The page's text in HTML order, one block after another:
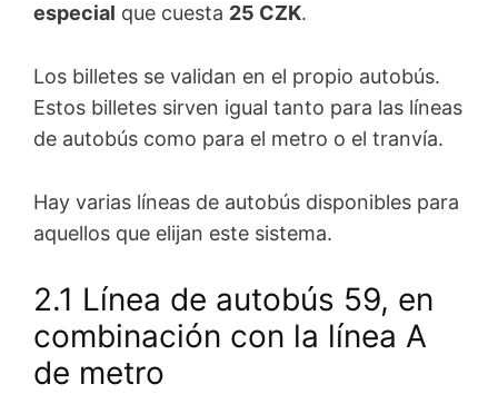
especial que cuesta 25 CZK.
Los billetes se validan en el propio autobús.
Estos billetes sirven igual tanto para las líneas
de autobús como para el metro o el tranvía.
Hay varias líneas de autobús disponibles para
aquellos que elijan este sistema.
2.1 Línea de autobús 59, en
combinación con la línea A
de metro